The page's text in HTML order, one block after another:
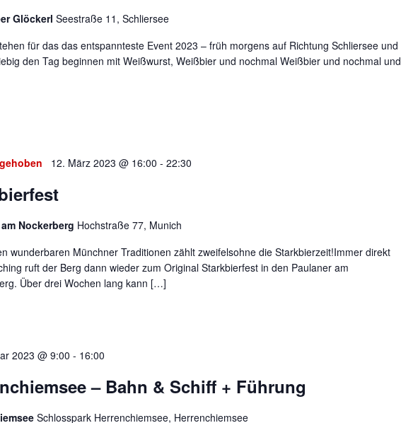
Glöckerl Seestraße 11, Schliersee
für das das entspannteste Event 2023 – früh morgens auf Richtung Schliersee und
den Tag beginnen mit Weißwurst, Weißbier und nochmal Weißbier und nochmal und
12. März 2023 @ 16:00 - 22:30
Nockerberg Hochstraße 77, Munich
wunderbaren Münchner Traditionen zählt zweifelsohne die Starkbierzeit!Immer direkt
ruft der Berg dann wieder zum Original Starkbierfest in den Paulaner am
Über drei Wochen lang kann […]
2023 @ 9:00 - 16:00
– Bahn & Schiff + Führung
Schlosspark Herrenchiemsee, Herrenchiemsee